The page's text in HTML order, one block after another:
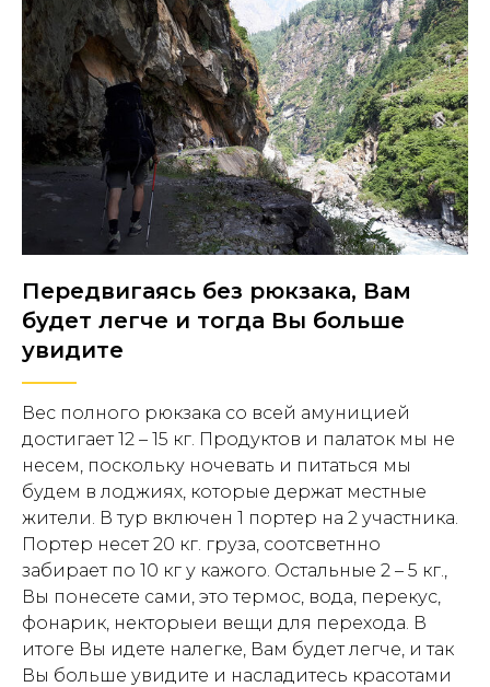
Передвигаясь без рюкзака, Вам
будет легче и тогда Вы больше
увидите
Вес полного рюкзака со всей амуницией
достигает 12 – 15 кг. Продуктов и палаток мы не
несем, поскольку ночевать и питаться мы
будем в лоджиях, которые держат местные
жители. В тур включен 1 портер на 2 участника.
Портер несет 20 кг. груза, соотсветнно
забирает по 10 кг у кажого. Остальные 2 – 5 кг.,
Вы понесете сами, это термос, вода, перекус,
фонарик, некторыеи вещи для перехода. В
итоге Вы идете налегке, Вам будет легче, и так
Вы больше увидите и насладитесь красотами